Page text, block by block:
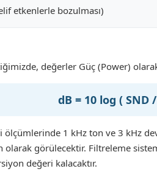
etkenlerle bozulması)
değerler Güç (Power)
dB = 10 log ( SND
1 kHz ton ve 3 kHz
görülecektir. Filtreleme
değeri kalacaktır.